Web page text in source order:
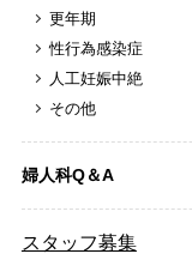
更年期
性行為感染症
人工妊娠中絶
その他
婦人科Q＆A
スタッフ募集